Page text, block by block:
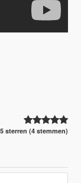
sterren (4 stemmen)